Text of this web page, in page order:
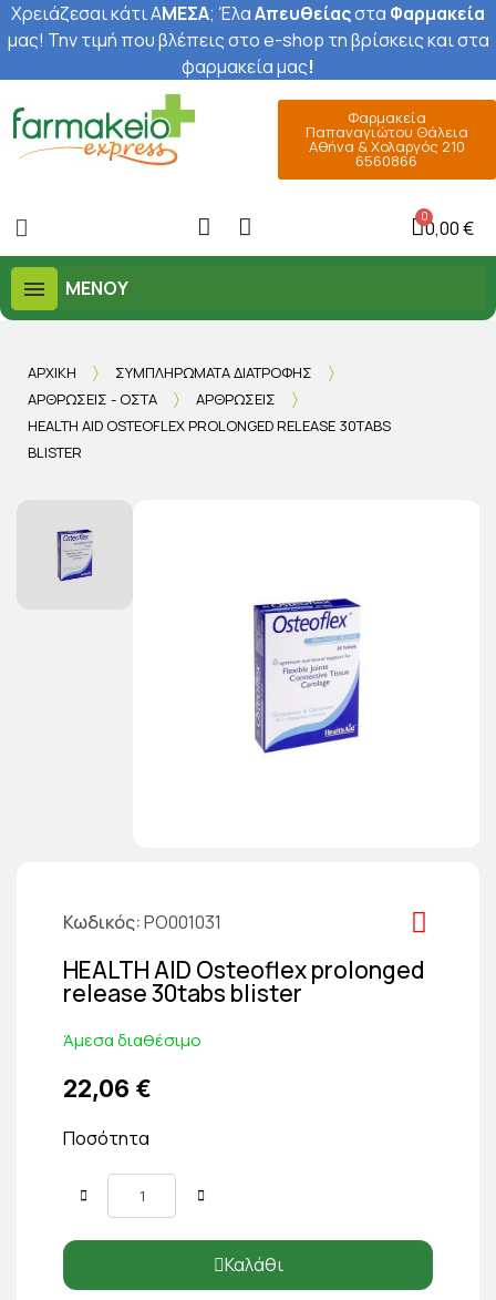
Χρειάζεσαι κάτι ΑΜΕΣΑ; ΈλαΑπευθείαςστα Φαρμακεία
μας! Την τιμή που βλέπεις στο e-shop τη βρίσκεις και στα
φαρμακεία μας!
Φαρμακεία
Παπαναγιώτου Θάλεια
Αθήνα & Χολαργός 210
6560866
0,00 €
ΜΕΝΟΎ
ΑΡΧΙΚΉ
ΣΥΜΠΛΗΡΏΜΑΤΑ ΔΙΑΤΡΟΦΉΣ
ΑΡΘΡΏΣΕΙΣ - ΟΣΤΆ
ΑΡΘΡΏΣΕΙΣ
HEALTH AID OSTEOFLEX PROLONGED RELEASE 30TABS
BLISTER
Κωδικός PO001031
HEALTH AID Osteoflex prolonged
release 30tabs blister
Άμεσα διαθέσιμο
22,06 €
Ποσότητα
Καλάθι